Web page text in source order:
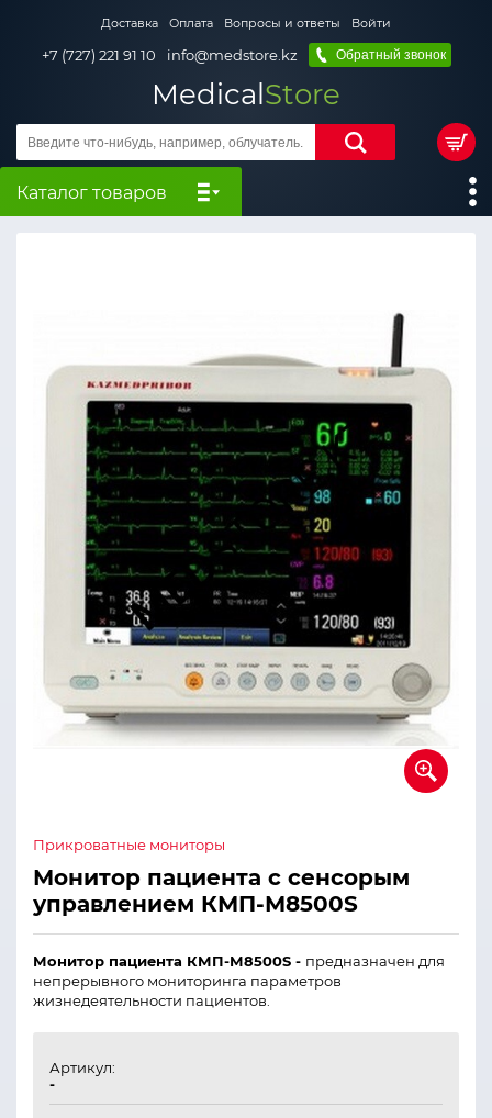
Доставка Оплата Вопросы и ответы Войти
+7 (727) 221 91 10 info@medstore.kz Обратный звонок
MedicalStore
Каталог товаров
Прикроватные мониторы
Монитор пациента с сенсорым
управлением КМП-М8500S
Монитор пациента КМП-М8500S - предназначен для
непрерывного мониторинга параметров
жизнедеятельности пациентов.
Артикул:
-